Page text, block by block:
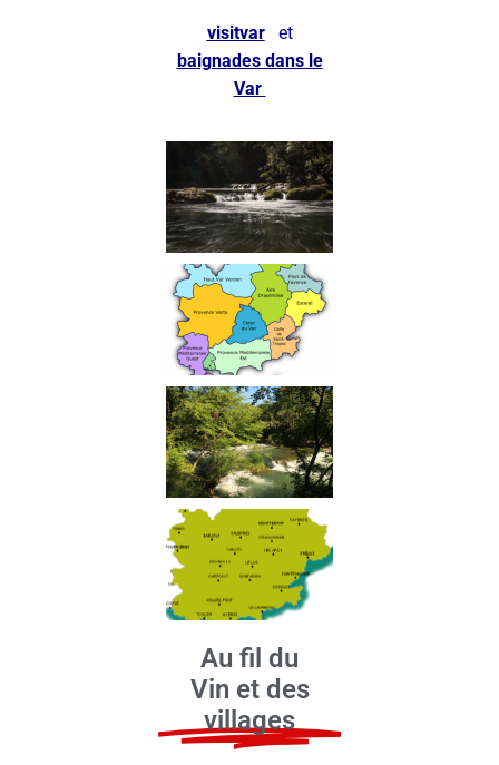
visitvaret
baignades dans le
Var
Au fil du
Vin et des
villages